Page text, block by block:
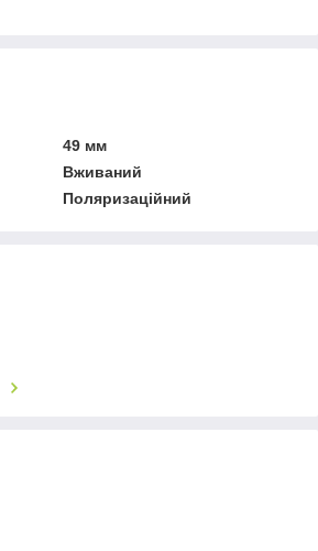
49 мм
Вживаний
Поляризаційний